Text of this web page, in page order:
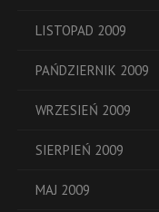
LISTOPAD 2009
PAŃDZIERNIK 2009
WRZESIEŃ 2009
SIERPIEŃ 2009
MAJ 2009